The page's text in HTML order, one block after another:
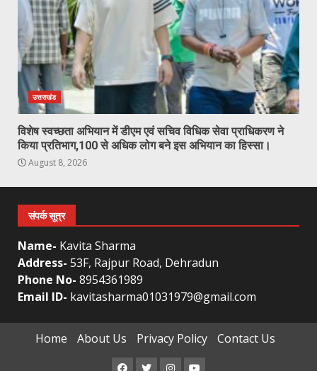
उत्तराखंड
विशेष स्वच्छता अभियान में डीएम एवं सचिव विधिक सेवा प्राधिकरण ने
किया प्रतिभाग,100 से अधिक लोग बने इस अभियान का हिस्सा।
August 8, 2026
संपर्क सूत्र
Name- Kavita Sharma
Address- 53F, Rajpur Road, Dehradun
Phone No- 8954361989
Email ID- kavitasharma01031979@gmail.com
Home About Us Privacy Policy Contact Us
Facebook
TwitterInstagram
Youtube